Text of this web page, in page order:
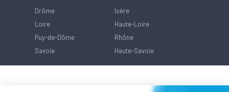
Drôme
Isère
Loire
Haute-Loire
Puy-de-Dôme
Rhône
Savoie
Haute-Savoie